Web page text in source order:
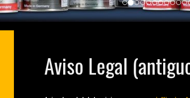
Aviso Legal